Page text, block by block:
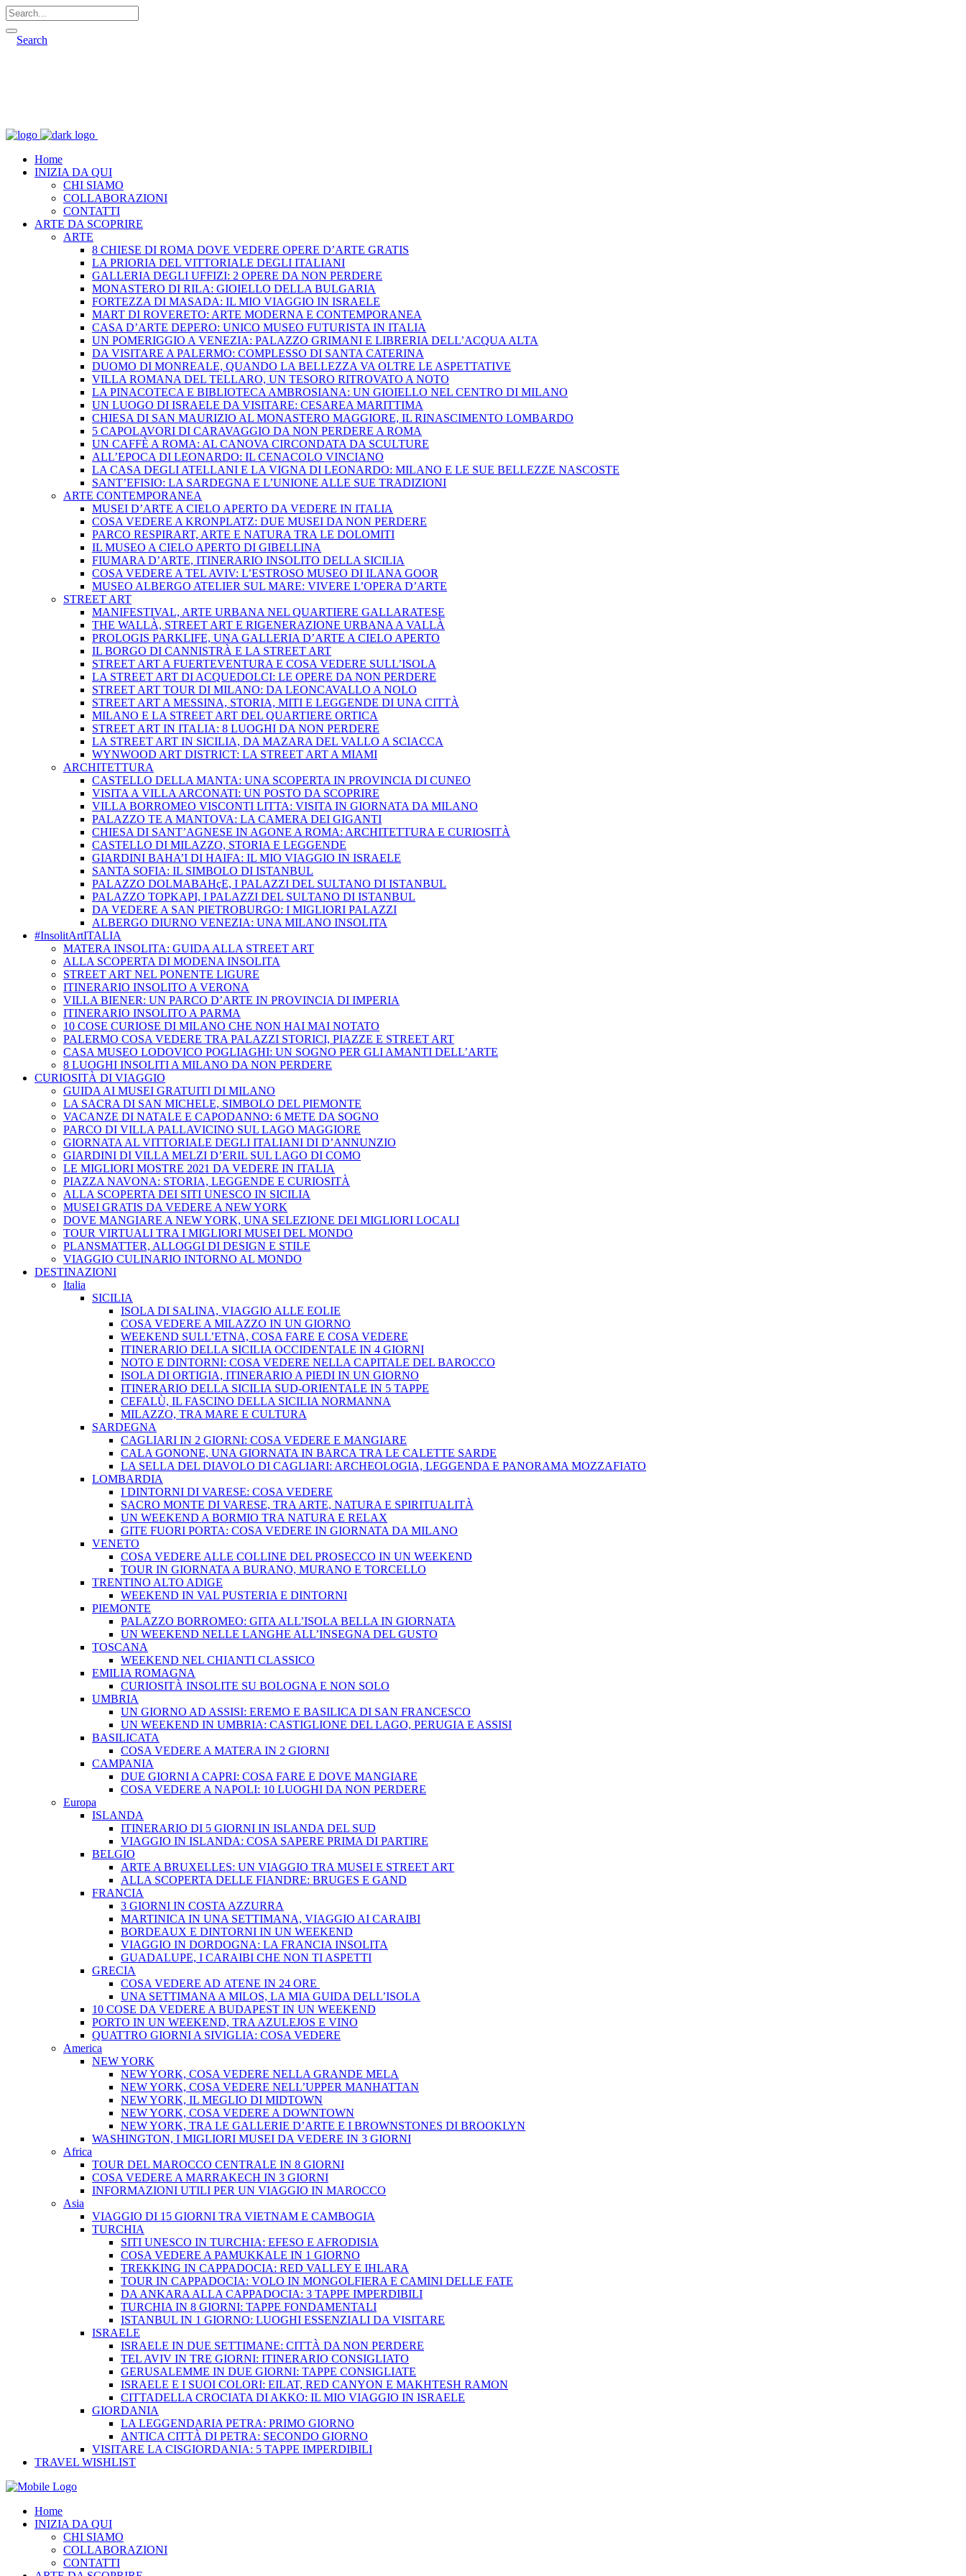
Search
Home
INIZIA DA QUI
CHI SIAMO
COLLABORAZIONI
CONTATTI
ARTE DA SCOPRIRE
ARTE
8 CHIESE DI ROMA DOVE VEDERE OPERE D’ARTE GRATIS
LA PRIORIA DEL VITTORIALE DEGLI ITALIANI
GALLERIA DEGLI UFFIZI: 2 OPERE DA NON PERDERE
MONASTERO DI RILA: GIOIELLO DELLA BULGARIA
FORTEZZA DI MASADA: IL MIO VIAGGIO IN ISRAELE
MART DI ROVERETO: ARTE MODERNA E CONTEMPORANEA
CASA D’ARTE DEPERO: UNICO MUSEO FUTURISTA IN ITALIA
UN POMERIGGIO A VENEZIA: PALAZZO GRIMANI E LIBRERIA DELL’ACQUA ALTA
DA VISITARE A PALERMO: COMPLESSO DI SANTA CATERINA
DUOMO DI MONREALE, QUANDO LA BELLEZZA VA OLTRE LE ASPETTATIVE
VILLA ROMANA DEL TELLARO, UN TESORO RITROVATO A NOTO
LA PINACOTECA E BIBLIOTECA AMBROSIANA: UN GIOIELLO NEL CENTRO DI MILANO
UN LUOGO DI ISRAELE DA VISITARE: CESAREA MARITTIMA
CHIESA DI SAN MAURIZIO AL MONASTERO MAGGIORE, IL RINASCIMENTO LOMBARDO
5 CAPOLAVORI DI CARAVAGGIO DA NON PERDERE A ROMA
UN CAFFÈ A ROMA: AL CANOVA CIRCONDATA DA SCULTURE
ALL’EPOCA DI LEONARDO: IL CENACOLO VINCIANO
LA CASA DEGLI ATELLANI E LA VIGNA DI LEONARDO: MILANO E LE SUE BELLEZZE NASCOSTE
SANT’EFISIO: LA SARDEGNA E L’UNIONE ALLE SUE TRADIZIONI
ARTE CONTEMPORANEA
MUSEI D’ARTE A CIELO APERTO DA VEDERE IN ITALIA
COSA VEDERE A KRONPLATZ: DUE MUSEI DA NON PERDERE
PARCO RESPIRART, ARTE E NATURA TRA LE DOLOMITI
IL MUSEO A CIELO APERTO DI GIBELLINA
FIUMARA D’ARTE, ITINERARIO INSOLITO DELLA SICILIA
COSA VEDERE A TEL AVIV: L’ESTROSO MUSEO DI ILANA GOOR
MUSEO ALBERGO ATELIER SUL MARE: VIVERE L’OPERA D’ARTE
STREET ART
MANIFESTIVAL, ARTE URBANA NEL QUARTIERE GALLARATESE
THE WALLÀ, STREET ART E RIGENERAZIONE URBANA A VALLÀ
PROLOGIS PARKLIFE, UNA GALLERIA D’ARTE A CIELO APERTO
IL BORGO DI CANNISTRÀ E LA STREET ART
STREET ART A FUERTEVENTURA E COSA VEDERE SULL’ISOLA
LA STREET ART DI ACQUEDOLCI: LE OPERE DA NON PERDERE
STREET ART TOUR DI MILANO: DA LEONCAVALLO A NOLO
STREET ART A MESSINA, STORIA, MITI E LEGGENDE DI UNA CITTÀ
MILANO E LA STREET ART DEL QUARTIERE ORTICA
STREET ART IN ITALIA: 8 LUOGHI DA NON PERDERE
LA STREET ART IN SICILIA, DA MAZARA DEL VALLO A SCIACCA
WYNWOOD ART DISTRICT: LA STREET ART A MIAMI
ARCHITETTURA
CASTELLO DELLA MANTA: UNA SCOPERTA IN PROVINCIA DI CUNEO
VISITA A VILLA ARCONATI: UN POSTO DA SCOPRIRE
VILLA BORROMEO VISCONTI LITTA: VISITA IN GIORNATA DA MILANO
PALAZZO TE A MANTOVA: LA CAMERA DEI GIGANTI
CHIESA DI SANT’AGNESE IN AGONE A ROMA: ARCHITETTURA E CURIOSITÀ
CASTELLO DI MILAZZO, STORIA E LEGGENDE
GIARDINI BAHA’I DI HAIFA: IL MIO VIAGGIO IN ISRAELE
SANTA SOFIA: IL SIMBOLO DI ISTANBUL
PALAZZO DOLMABAHçE, I PALAZZI DEL SULTANO DI ISTANBUL
PALAZZO TOPKAPI, I PALAZZI DEL SULTANO DI ISTANBUL
DA VEDERE A SAN PIETROBURGO: I MIGLIORI PALAZZI
ALBERGO DIURNO VENEZIA: UNA MILANO INSOLITA
#InsolitArtITALIA
MATERA INSOLITA: GUIDA ALLA STREET ART
ALLA SCOPERTA DI MODENA INSOLITA
STREET ART NEL PONENTE LIGURE
ITINERARIO INSOLITO A VERONA
VILLA BIENER: UN PARCO D’ARTE IN PROVINCIA DI IMPERIA
ITINERARIO INSOLITO A PARMA
10 COSE CURIOSE DI MILANO CHE NON HAI MAI NOTATO
PALERMO COSA VEDERE TRA PALAZZI STORICI, PIAZZE E STREET ART
CASA MUSEO LODOVICO POGLIAGHI: UN SOGNO PER GLI AMANTI DELL’ARTE
8 LUOGHI INSOLITI A MILANO DA NON PERDERE
CURIOSITÀ DI VIAGGIO
GUIDA AI MUSEI GRATUITI DI MILANO
LA SACRA DI SAN MICHELE, SIMBOLO DEL PIEMONTE
VACANZE DI NATALE E CAPODANNO: 6 METE DA SOGNO
PARCO DI VILLA PALLAVICINO SUL LAGO MAGGIORE
GIORNATA AL VITTORIALE DEGLI ITALIANI DI D’ANNUNZIO
GIARDINI DI VILLA MELZI D’ERIL SUL LAGO DI COMO
LE MIGLIORI MOSTRE 2021 DA VEDERE IN ITALIA
PIAZZA NAVONA: STORIA, LEGGENDE E CURIOSITÀ
ALLA SCOPERTA DEI SITI UNESCO IN SICILIA
MUSEI GRATIS DA VEDERE A NEW YORK
DOVE MANGIARE A NEW YORK, UNA SELEZIONE DEI MIGLIORI LOCALI
TOUR VIRTUALI TRA I MIGLIORI MUSEI DEL MONDO
PLANSMATTER, ALLOGGI DI DESIGN E STILE
VIAGGIO CULINARIO INTORNO AL MONDO
DESTINAZIONI
Italia
SICILIA
ISOLA DI SALINA, VIAGGIO ALLE EOLIE
COSA VEDERE A MILAZZO IN UN GIORNO
WEEKEND SULL’ETNA, COSA FARE E COSA VEDERE
ITINERARIO DELLA SICILIA OCCIDENTALE IN 4 GIORNI
NOTO E DINTORNI: COSA VEDERE NELLA CAPITALE DEL BAROCCO
ISOLA DI ORTIGIA, ITINERARIO A PIEDI IN UN GIORNO
ITINERARIO DELLA SICILIA SUD-ORIENTALE IN 5 TAPPE
CEFALÙ, IL FASCINO DELLA SICILIA NORMANNA
MILAZZO, TRA MARE E CULTURA
SARDEGNA
CAGLIARI IN 2 GIORNI: COSA VEDERE E MANGIARE
CALA GONONE, UNA GIORNATA IN BARCA TRA LE CALETTE SARDE
LA SELLA DEL DIAVOLO DI CAGLIARI: ARCHEOLOGIA, LEGGENDA E PANORAMA MOZZAFIATO
LOMBARDIA
I DINTORNI DI VARESE: COSA VEDERE
SACRO MONTE DI VARESE, TRA ARTE, NATURA E SPIRITUALITÀ
UN WEEKEND A BORMIO TRA NATURA E RELAX
GITE FUORI PORTA: COSA VEDERE IN GIORNATA DA MILANO
VENETO
COSA VEDERE ALLE COLLINE DEL PROSECCO IN UN WEEKEND
TOUR IN GIORNATA A BURANO, MURANO E TORCELLO
TRENTINO ALTO ADIGE
WEEKEND IN VAL PUSTERIA E DINTORNI
PIEMONTE
PALAZZO BORROMEO: GITA ALL’ISOLA BELLA IN GIORNATA
UN WEEKEND NELLE LANGHE ALL’INSEGNA DEL GUSTO
TOSCANA
WEEKEND NEL CHIANTI CLASSICO
EMILIA ROMAGNA
CURIOSITÀ INSOLITE SU BOLOGNA E NON SOLO
UMBRIA
UN GIORNO AD ASSISI: EREMO E BASILICA DI SAN FRANCESCO
UN WEEKEND IN UMBRIA: CASTIGLIONE DEL LAGO, PERUGIA E ASSISI
BASILICATA
COSA VEDERE A MATERA IN 2 GIORNI
CAMPANIA
DUE GIORNI A CAPRI: COSA FARE E DOVE MANGIARE
COSA VEDERE A NAPOLI: 10 LUOGHI DA NON PERDERE
Europa
ISLANDA
ITINERARIO DI 5 GIORNI IN ISLANDA DEL SUD
VIAGGIO IN ISLANDA: COSA SAPERE PRIMA DI PARTIRE
BELGIO
ARTE A BRUXELLES: UN VIAGGIO TRA MUSEI E STREET ART
ALLA SCOPERTA DELLE FIANDRE: BRUGES E GAND
FRANCIA
3 GIORNI IN COSTA AZZURRA
MARTINICA IN UNA SETTIMANA, VIAGGIO AI CARAIBI
BORDEAUX E DINTORNI IN UN WEEKEND
VIAGGIO IN DORDOGNA: LA FRANCIA INSOLITA
GUADALUPE, I CARAIBI CHE NON TI ASPETTI
GRECIA
COSA VEDERE AD ATENE IN 24 ORE
UNA SETTIMANA A MILOS, LA MIA GUIDA DELL’ISOLA
10 COSE DA VEDERE A BUDAPEST IN UN WEEKEND
PORTO IN UN WEEKEND, TRA AZULEJOS E VINO
QUATTRO GIORNI A SIVIGLIA: COSA VEDERE
America
NEW YORK
NEW YORK, COSA VEDERE NELLA GRANDE MELA
NEW YORK, COSA VEDERE NELL’UPPER MANHATTAN
NEW YORK, IL MEGLIO DI MIDTOWN
NEW YORK, COSA VEDERE A DOWNTOWN
NEW YORK, TRA LE GALLERIE D’ARTE E I BROWNSTONES DI BROOKLYN
WASHINGTON, I MIGLIORI MUSEI DA VEDERE IN 3 GIORNI
Africa
TOUR DEL MAROCCO CENTRALE IN 8 GIORNI
COSA VEDERE A MARRAKECH IN 3 GIORNI
INFORMAZIONI UTILI PER UN VIAGGIO IN MAROCCO
Asia
VIAGGIO DI 15 GIORNI TRA VIETNAM E CAMBOGIA
TURCHIA
SITI UNESCO IN TURCHIA: EFESO E AFRODISIA
COSA VEDERE A PAMUKKALE IN 1 GIORNO
TREKKING IN CAPPADOCIA: RED VALLEY E IHLARA
TOUR IN CAPPADOCIA: VOLO IN MONGOLFIERA E CAMINI DELLE FATE
DA ANKARA ALLA CAPPADOCIA: 3 TAPPE IMPERDIBILI
TURCHIA IN 8 GIORNI: TAPPE FONDAMENTALI
ISTANBUL IN 1 GIORNO: LUOGHI ESSENZIALI DA VISITARE
ISRAELE
ISRAELE IN DUE SETTIMANE: CITTÀ DA NON PERDERE
TEL AVIV IN TRE GIORNI: ITINERARIO CONSIGLIATO
GERUSALEMME IN DUE GIORNI: TAPPE CONSIGLIATE
ISRAELE E I SUOI COLORI: EILAT, RED CANYON E MAKHTESH RAMON
CITTADELLA CROCIATA DI AKKO: IL MIO VIAGGIO IN ISRAELE
GIORDANIA
LA LEGGENDARIA PETRA: PRIMO GIORNO
ANTICA CITTÀ DI PETRA: SECONDO GIORNO
VISITARE LA CISGIORDANIA: 5 TAPPE IMPERDIBILI
TRAVEL WISHLIST
Home
INIZIA DA QUI
CHI SIAMO
COLLABORAZIONI
CONTATTI